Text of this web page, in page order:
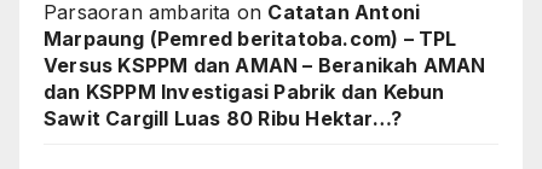
Parsaoran ambarita on Catatan Antoni
Marpaung (Pemred beritatoba.com) – TPL
Versus KSPPM dan AMAN – Beranikah AMAN
dan KSPPM Investigasi Pabrik dan Kebun
Sawit Cargill Luas 80 Ribu Hektar…?